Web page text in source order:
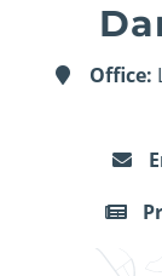
Office: